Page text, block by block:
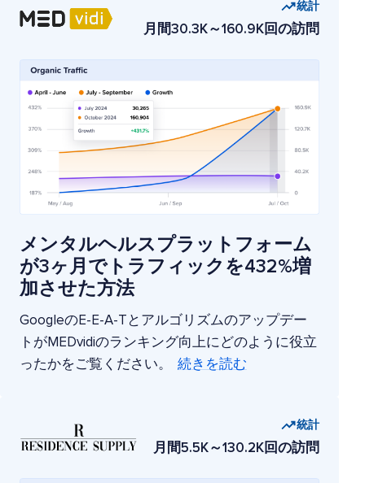
統計
月間30.3K～160.9K回の訪問
メンタルヘルスプラットフォーム
が3ヶ月でトラフィックを432%増
加させた方法
GoogleのE-E-A-Tとアルゴリズムのアップデー
トがMEDvidiのランキング向上にどのように役立
ったかをご覧ください。
続きを読む
統計
月間5.5K～130.2K回の訪問